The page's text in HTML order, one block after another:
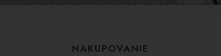
NAKUPOVANIE